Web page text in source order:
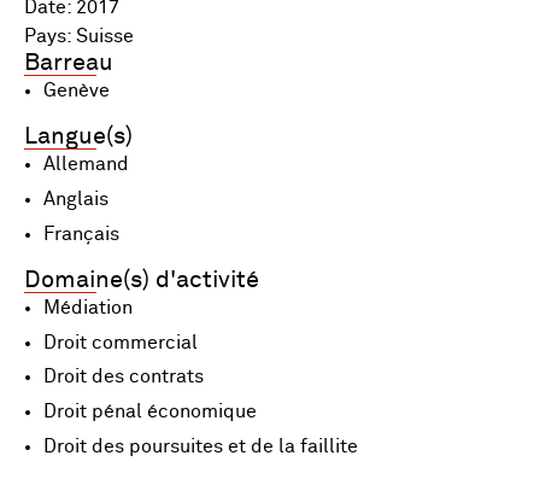
Date: 2017
Pays: Suisse
Barreau
Genève
Langue(s)
Allemand
Anglais
Français
Domaine(s) d'activité
Médiation
Droit commercial
Droit des contrats
Droit pénal économique
Droit des poursuites et de la faillite